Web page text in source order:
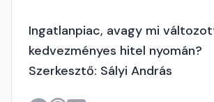
Ingatlanpiac, avagy mi
kedvezményes hitel nyomán?
Szerkesztő: Sályi András